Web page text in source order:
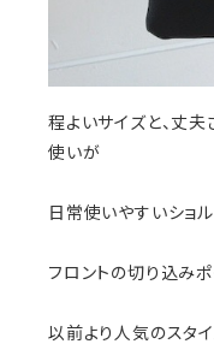
程よいサイズと、丈
使いが
日常使いやすいショル
フロントの切り込み
以前より人気のスタ